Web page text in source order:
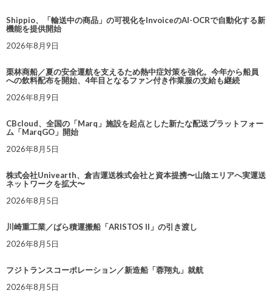
Shippio、「輸送中の商品」の可視化をInvoiceのAI-OCRで自動化する新
機能を提供開始
2026年8月9日
栗林商船／夏の安全運航を支えるため熱中症対策を強化。今年から船員
への飲料配布を開始、4年目となるファン付き作業服の支給も継続
2026年8月9日
CBcloud、全国の「Marq」施設を起点とした新たな配送プラットフォー
ム「MarqGO」開始
2026年8月5日
株式会社Univearth、倉吉運送株式会社と資本提携〜山陰エリアへ実運送
ネットワークを拡大〜
2026年8月5日
川崎重工業／ばら積運搬船「ARISTOS II」の引き渡し
2026年8月5日
フジトランスコーポレーション／新造船「蓉翔丸」就航
2026年8月5日